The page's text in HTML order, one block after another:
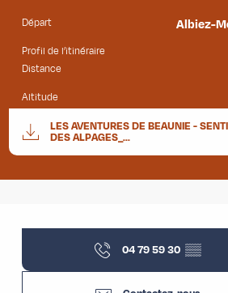
Informations
Départ Albiez-
Profil de l’itinéraire
Distance
Altitude
Documentation
LES AVENTURES DE BEAUNIE -
DES ALPAGES_...
Ouverture et
04 79 59 30 ▒▒